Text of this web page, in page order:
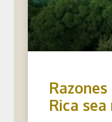
Rica